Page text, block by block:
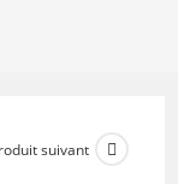
suivant